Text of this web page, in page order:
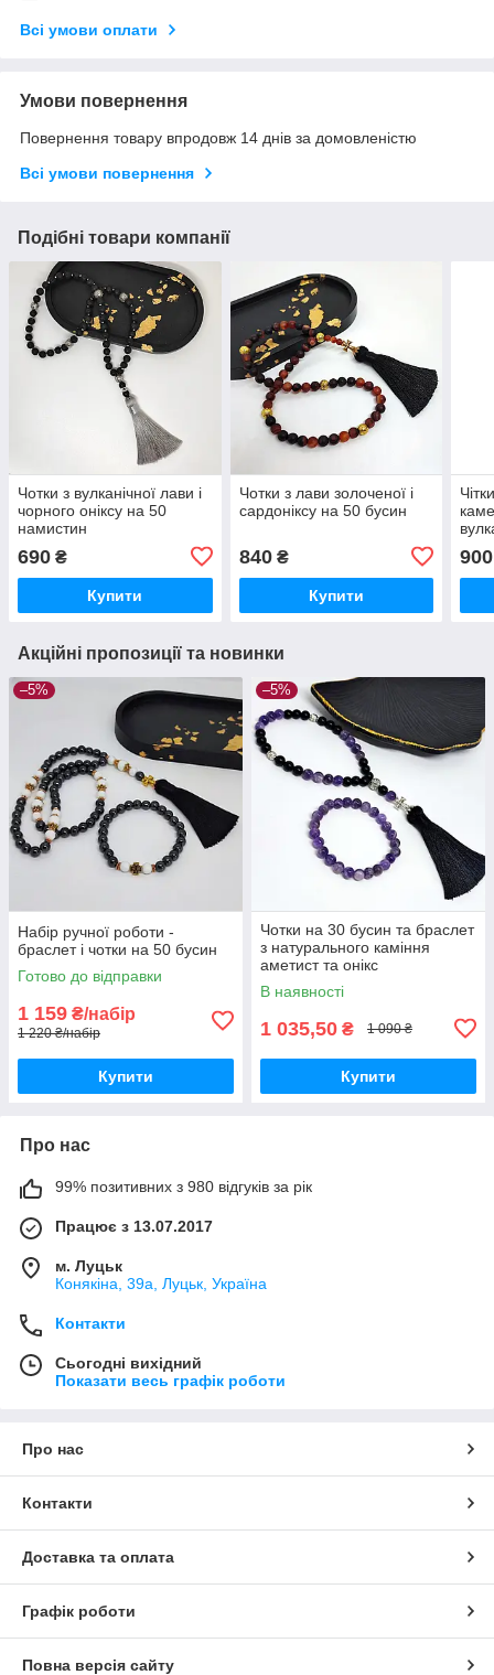
Всі умови оплати
Умови повернення
Повернення товару впродовж 14 днів за домовленістю
Всі умови повернення
Подібні товари компанії
Чотки з вулканічної лави і
чорного оніксу на 50
намистин
690 ₴
Купити
Чотки з лави золоченої і
сардоніксу на 50 бусин
840₴
Купити
900
Акційні пропозиції та новинки
–5%
Набір ручної роботи -
браслет і чотки на 50 бусин
Готово до відправки
1 159 ₴/набір
1 220 ₴/набір
Купити
–5%
Чотки на 30 бусин та браслет
з натурального каміння
аметист та онікс
В наявності
1 035,50 ₴ 1 090 ₴
Купити
Про нас
99% позитивних з 980 відгуків за рік
Працює з 13.07.2017
м. Луцьк
Конякіна, 39а, Луцьк, Україна
Контакти
Сьогодні вихідний
Показати весь графік роботи
Про нас
Контакти
Доставка та оплата
Графік роботи
Повна версія сайту